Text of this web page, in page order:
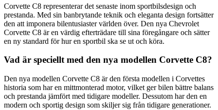
Corvette C8 representerar det senaste inom sportbilsdesign och
prestanda. Med sin banbrytande teknik och eleganta design fortsätter
den att imponera bilentusiaster världen över. Den nya Chevrolet
Corvette C8 är en värdig efterträdare till sina föregångare och sätter
en ny standard för hur en sportbil ska se ut och köra.
Vad är speciellt med den nya modellen Corvette C8?
Den nya modellen Corvette C8 är den första modellen i Corvettes
historia som har en mittmonterad motor, vilket ger bilen bättre balans
och prestanda jämfört med tidigare modeller. Dessutom har den en
modern och sportig design som skiljer sig från tidigare generationer.